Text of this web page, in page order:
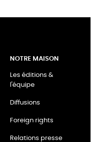
NOTRE MAISON
Les éditions &
l'équipe
Diffusions
Foreign rights
Relations presse